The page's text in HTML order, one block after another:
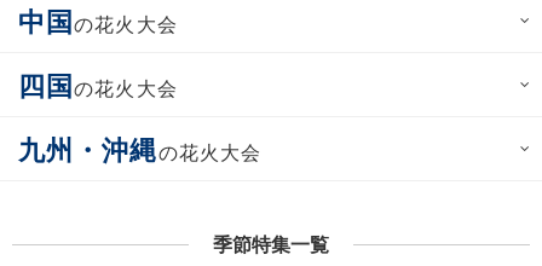
中国の花火大会
四国の花火大会
九州・沖縄の花火大会
季節特集一覧